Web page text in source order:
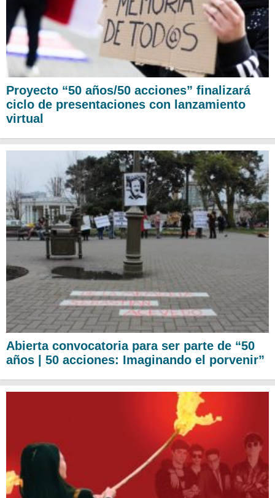
Proyecto “50 años/50 acciones” finalizará
ciclo de presentaciones con lanzamiento
virtual
Abierta convocatoria para ser parte de “50
años | 50 acciones: Imaginando el porvenir”